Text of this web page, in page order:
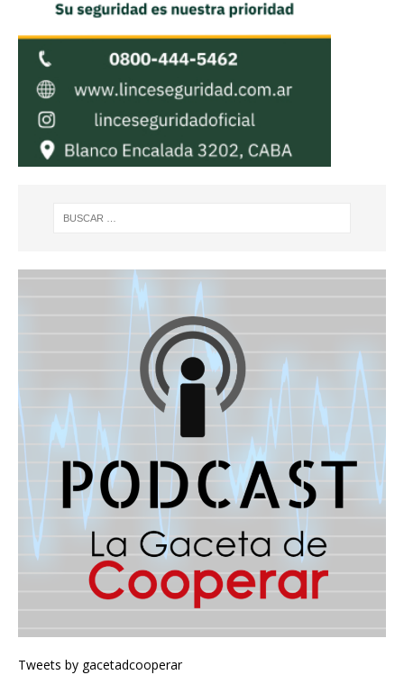
Tweets by gacetadcooperar